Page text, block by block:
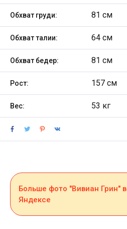
Обхват груди: 81 см
Обхват талии: 64 см
Обхват бедер: 81 см
Рост: 157 см
Вес: 53 кг
Больше фото "Вивиан Грин" в
Яндексе